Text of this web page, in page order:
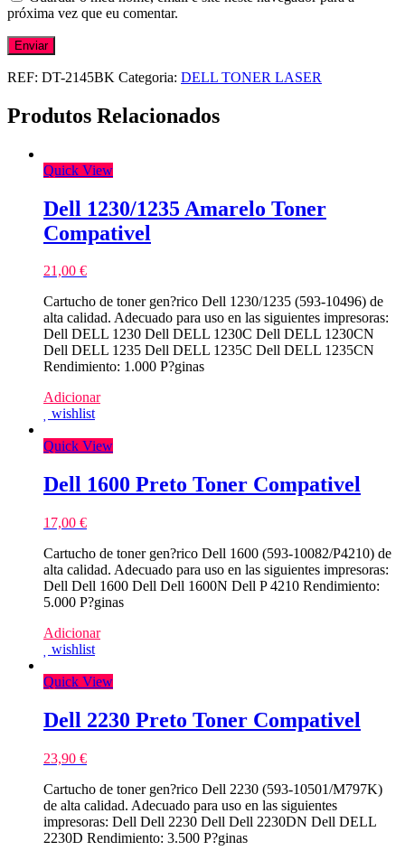
próxima vez que eu comentar.
REF: DT-2145BK Categoria: DELL TONER LASER
Produtos Relacionados
Quick View
Dell 1230/1235 Amarelo Toner
Compativel
21,00 €
Cartucho de toner gen?rico Dell 1230/1235 (593-10496) de
alta calidad. Adecuado para uso en las siguientes impresoras:
Dell DELL 1230 Dell DELL 1230C Dell DELL 1230CN
Dell DELL 1235 Dell DELL 1235C Dell DELL 1235CN
Rendimiento: 1.000 P?ginas
Adicionar
wishlist
Quick View
Dell 1600 Preto Toner Compativel
17,00 €
Cartucho de toner gen?rico Dell 1600 (593-10082/P4210) de
alta calidad. Adecuado para uso en las siguientes impresoras:
Dell Dell 1600 Dell Dell 1600N Dell P 4210 Rendimiento:
5.000 P?ginas
Adicionar
wishlist
Quick View
Dell 2230 Preto Toner Compativel
23,90 €
Cartucho de toner gen?rico Dell 2230 (593-10501/M797K)
de alta calidad. Adecuado para uso en las siguientes
impresoras: Dell Dell 2230 Dell Dell 2230DN Dell DELL
2230D Rendimiento: 3.500 P?ginas